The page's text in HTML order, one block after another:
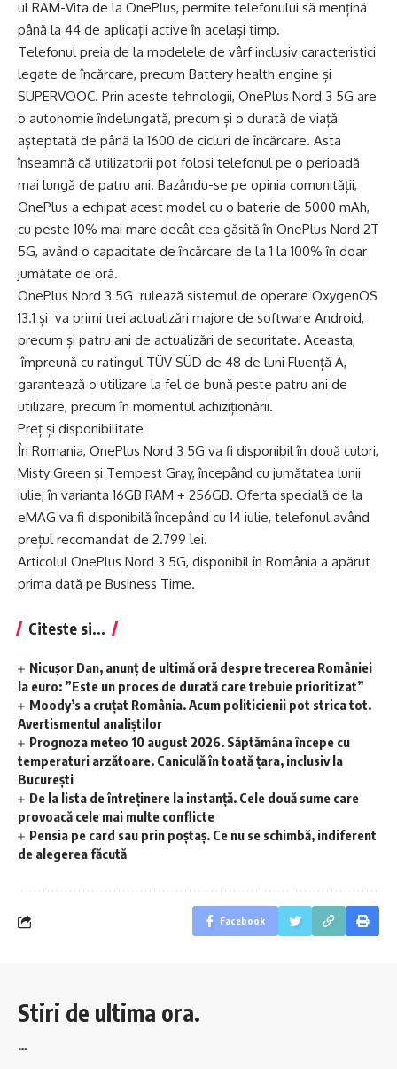
ul RAM-Vita de la OnePlus, permite telefonului să mențină
până la 44 de aplicații active în același timp.
Telefonul preia de la modelele de vârf inclusiv caracteristici
legate de încărcare, precum Battery health engine și
SUPERVOOC. Prin aceste tehnologii, OnePlus Nord 3 5G are
o autonomie îndelungată, precum și o durată de viață
așteptată de până la 1600 de cicluri de încărcare. Asta
înseamnă că utilizatorii pot folosi telefonul pe o perioadă
mai lungă de patru ani. Bazându-se pe opinia comunității,
OnePlus a echipat acest model cu o baterie de 5000 mAh,
cu peste 10% mai mare decât cea găsită în OnePlus Nord 2T
5G, având o capacitate de încărcare de la 1 la 100% în doar
jumătate de oră.
OnePlus Nord 3 5G rulează sistemul de operare OxygenOS
13.1 și va primi trei actualizări majore de software Android,
precum și patru ani de actualizări de securitate. Aceasta,
împreună cu ratingul TÜV SÜD de 48 de luni Fluență A,
garantează o utilizare la fel de bună peste patru ani de
utilizare, precum în momentul achiziționării.
Preț și disponibilitate
În Romania, OnePlus Nord 3 5G va fi disponibil în două culori,
Misty Green și Tempest Gray, începând cu jumătatea lunii
iulie, în varianta 16GB RAM + 256GB. Oferta specială de la
eMAG va fi disponibilă începând cu 14 iulie, telefonul având
prețul recomandat de 2.799 lei.
Articolul OnePlus Nord 3 5G, disponibil în România a apărut
prima dată pe Business Time.
Citeste si...
Nicușor Dan, anunț de ultimă oră despre trecerea României
la euro: ”Este un proces de durată care trebuie prioritizat”
Moody’s a cruțat România. Acum politicienii pot strica tot.
Avertismentul analiștilor
Prognoza meteo 10 august 2026. Săptămâna începe cu
temperaturi arzătoare. Caniculă în toată țara, inclusiv la
București
De la lista de întreținere la instanță. Cele două sume care
provoacă cele mai multe conflicte
Pensia pe card sau prin poștaș. Ce nu se schimbă, indiferent
de alegerea făcută
Facebook
Stiri de ultima ora.
…